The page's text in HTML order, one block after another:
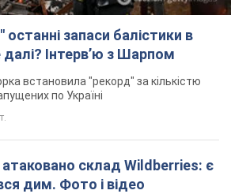
запаси балістики в
далі? Інтерв’ю з Шарпом
встановила "рекорд" за кількістю
по Україні
атаковано склад Wildberries: є
дим. Фото і відео